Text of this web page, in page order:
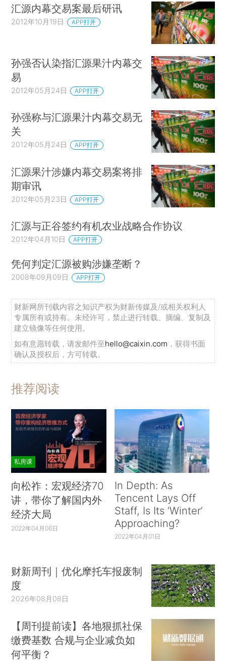
汇源内幕交易案最后研讯
2012年10月19日 APP打开
孙强否认染指汇源果汁内幕交
易
2012年05月24日 APP打开
孙强称与汇源果汁内幕交易无
关
2012年05月24日 APP打开
汇源果汁涉嫌内幕交易案将排
期审讯
2012年05月23日 APP打开
汇源与正谷签约有机农业战略合作协议
2012年04月10日 APP打开
凭何判定汇源被购涉嫌垄断？
2008年09月09日 APP打开
财新网所刊载内容之知识产权为财新传媒及/或相关权利人
专属所有或持有。未经许可，禁止进行转载、摘编、复制及
建立镜像等任何使用。
如有意愿转载，请发邮件至hello@caixin.com ，获得书面
确认及授权后，方可转载。
推荐阅读
私房课
向松祚：宏观经济70
讲，带你了解国内外
经济大局
2022年04月06日
In Depth: As
Tencent Lays Off
Staff, Is Its ‘Winter’
Approaching?
2022年04月01日
财新周刊｜优化摩托车报废制
度
2026年08月08日
【周刊提前读】各地狠抓社保
缴费基数 合规与企业减负如
何平衡？